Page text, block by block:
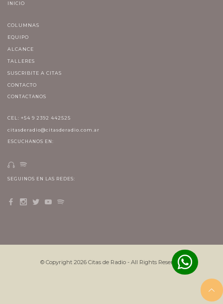
INICIO
COLUMNAS
EQUIPO
ALCANCE
TALLERES
SUSCRIBITE A CITAS
CONTACTO
CONTACTANOS
CEL: +54 9 2392 442525
citasderadio@citasderadio.com.ar
ESCUCHANOS EN:
SEGUINOS EN LAS REDES:
© Copyright 2026 Citas de Radio - All Rights Reserved